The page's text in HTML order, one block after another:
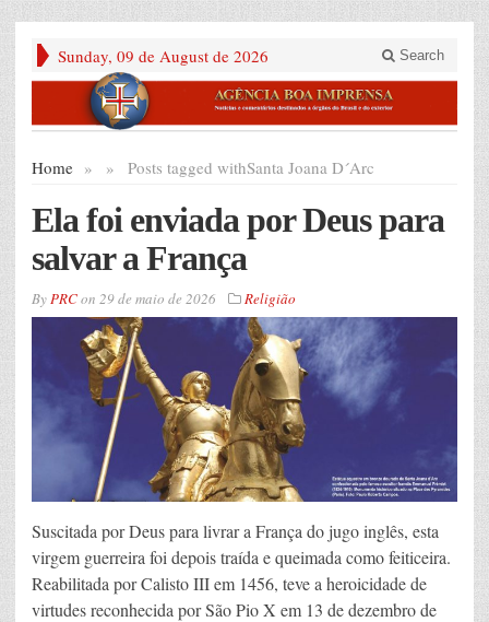
Sunday, 09 de August de 2026 Search
Home » Posts tagged with
» Santa Joana D´Arc
Ela foi enviada por Deus para
salvar a França
ByPRCon 29 de maio de 2026 Religião
Suscitada por Deus para livrar a França do jugo inglês, esta
virgem guerreira foi depois traída e queimada como feiticeira.
Reabilitada por Calisto III em 1456, teve a heroicidade de
virtudes reconhecida por São Pio X em 13 de dezembro de